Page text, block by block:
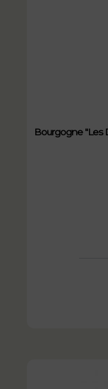
Bourgogne "Les